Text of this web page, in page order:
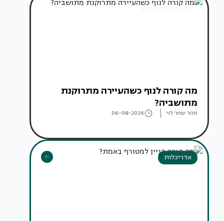
אדריכלות מהעולם
מה קורה לנוף כשהעיירה מתרוקנת
מתושביה?
זוהר שחר לוי 06-08-2026
אדריכלות